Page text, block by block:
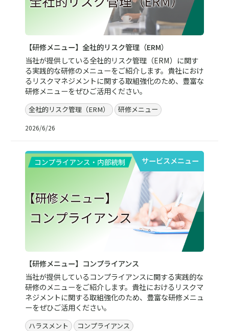
【研修メニュー】全社的リスク管理（ERM）
当社が提供している全社的リスク管理（ERM）に関す
る実践的な研修のメニューをご紹介します。貴社におけ
るリスクマネジメントに関する取組強化のため、豊富な
研修メニューをぜひご活用ください。
全社的リスク管理（ERM） 研修メニュー
2026/6/26
サービスメニュー
【研修メニュー】コンプライアンス
当社が提供しているコンプライアンスに関する実践的な
研修のメニューをご紹介します。貴社におけるリスクマ
ネジメントに関する取組強化のため、豊富な研修メニュ
ーをぜひご活用ください。
ハラスメント
コンプライアンス